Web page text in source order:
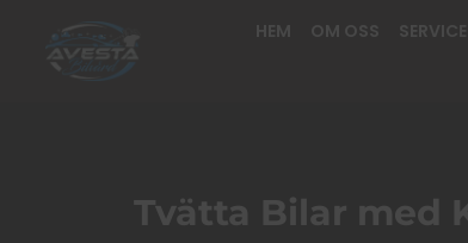
innehåll
HEM OM OSS SERVICE
Tvätta Bilar med